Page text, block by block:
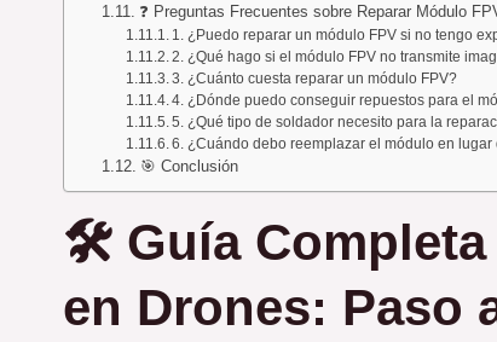
❓ Preguntas Frecuentes sobre Reparar Módulo
1. ¿Puedo reparar un módulo FPV si no tengo
2. ¿Qué hago si el módulo FPV no transmite
3. ¿Cuánto cuesta reparar un módulo FPV?
4. ¿Dónde puedo conseguir repuestos para el
5. ¿Qué tipo de soldador necesito para la
6. ¿Cuándo debo reemplazar el módulo en lugar
🎯 Conclusión
🛠️ Guía Completa
en Drones: Paso